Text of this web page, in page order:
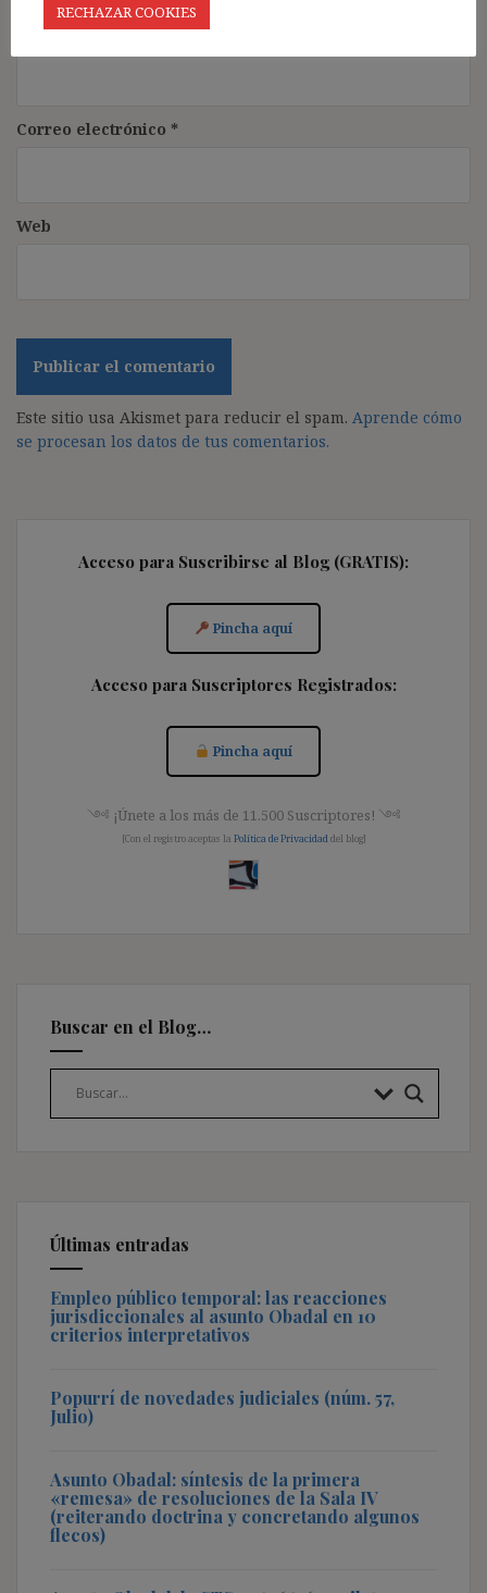
Nombre*
Correo electrónico *
Web
Este sitio usa Akismet para reducir el spam. Aprende cómo
se procesan los datos de tus comentarios.
Acceso para Suscribirse al Blog (GRATIS):
Pincha aquí
Acceso para Suscriptores Registrados:
Pincha aquí
༺ ¡Únete a los más de 11.500 Suscriptores! ༺
[Con el registro aceptas la Política de Privacidad del blog]
Buscar en el Blog…
Últimas entradas
Empleo público temporal: las reacciones
jurisdiccionales al asunto Obadal en 10
criterios interpretativos
Popurrí de novedades judiciales (núm. 57,
Julio)
Asunto Obadal: síntesis de la primera
«remesa» de resoluciones de la Sala IV
(reiterando doctrina y concretando algunos
flecos)
RECHAZAR COOKIES